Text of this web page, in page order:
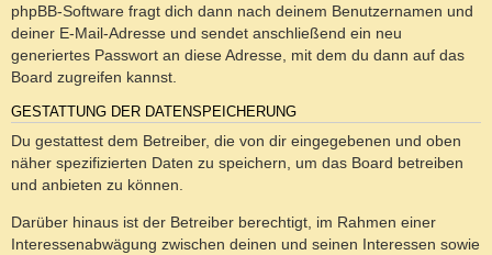
phpBB-Software fragt dich dann nach deinem Benutzernamen und
deiner E-Mail-Adresse und sendet anschließend ein neu
generiertes Passwort an diese Adresse, mit dem du dann auf das
Board zugreifen kannst.
GESTATTUNG DER DATENSPEICHERUNG
Du gestattest dem Betreiber, die von dir eingegebenen und oben
näher spezifizierten Daten zu speichern, um das Board betreiben
und anbieten zu können.
Darüber hinaus ist der Betreiber berechtigt, im Rahmen einer
Interessenabwägung zwischen deinen und seinen Interessen sowie